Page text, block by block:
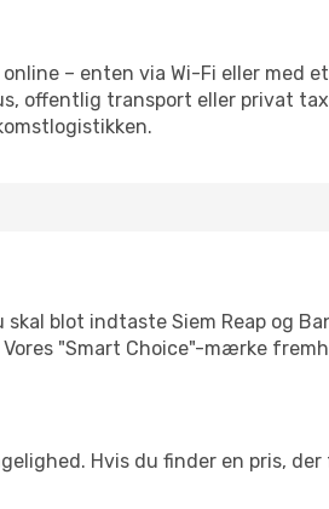
– enten via Wi-Fi eller med
offentlig transport eller privat
blot indtaste Siem Reap og
"Smart Choice"-mærke
Hvis du finder en pris, der